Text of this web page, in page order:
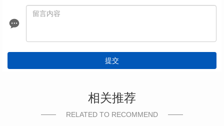
提交
相关推荐
RELATED TO RECOMMEND